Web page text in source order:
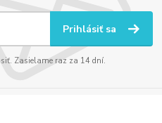
Prihlásiť sa
Zasielame raz za 14 dní.